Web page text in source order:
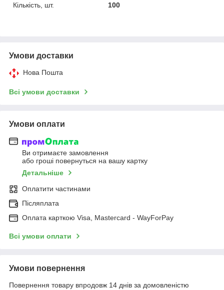
Кількість, шт.
100
Умови доставки
Нова Пошта
Всі умови доставки
Умови оплати
Ви отримаєте замовлення
або гроші повернуться на вашу картку
Детальніше
Оплатити частинами
Післяплата
Оплата карткою Visa, Mastercard - WayForPay
Всі умови оплати
Умови повернення
Повернення товару впродовж 14 днів за домовленістю